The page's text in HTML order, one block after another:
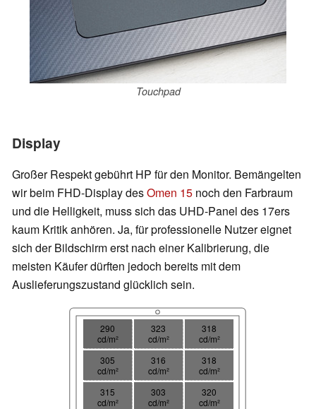
Touchpad
Display
Großer Respekt gebührt HP für den Monitor. Bemängelten
wir beim FHD-Display desOmen 15 noch den Farbraum
und die Helligkeit, muss sich das UHD-Panel des 17ers
kaum Kritik anhören. Ja, für professionelle Nutzer eignet
sich der Bildschirm erst nach einer Kalibrierung, die
meisten Käufer dürften jedoch bereits mit dem
Auslieferungszustand glücklich sein.
290
cd/m²
323
cd/m²
318
cd/m²
305
cd/m²
316
cd/m²
318
cd/m²
315
cd/m²
303
cd/m²
320
cd/m²